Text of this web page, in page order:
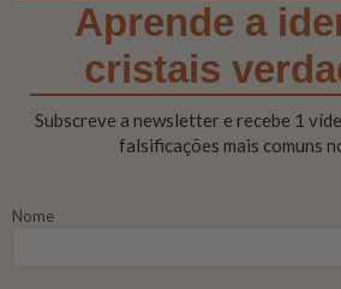
Aprende a
cristais
Subscreve a newsletter e recebe 1
falsificações mais comuns
Nome